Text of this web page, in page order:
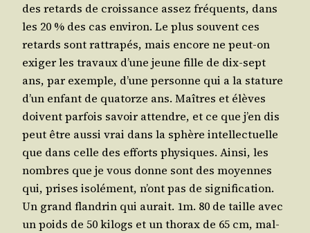
des retards de crois­sance assez fré­quents, dans
les 20 % des cas envi­ron. Le plus sou­vent ces
retards sont rat­tra­pés, mais encore ne peut-on
exi­ger les tra­vaux d’une jeune fille de dix-sept
ans, par exemple, d’une per­sonne qui a la sta­ture
d’un enfant de qua­torze ans. Maîtres et élèves
doivent par­fois savoir attendre, et ce que j’en dis
peut être aus­si vrai dans la sphère intel­lec­tuelle
que dans celle des efforts phy­siques. Ain­si, les
nombres que je vous donne sont des moyennes
qui, prises iso­lé­ment, n’ont pas de signi­fi­ca­tion.
Un grand flan­drin qui aurait. 1m. 80 de taille avec
un poids de 50 kilogs et un tho­rax de 65 cm, mal­